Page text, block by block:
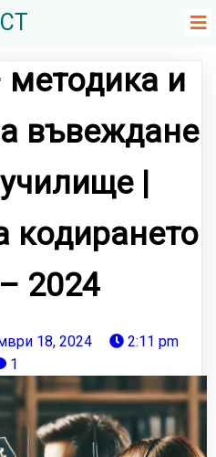
методика и
въвеждане
|
кодирането
2024
18, 2024
2:11 pm
1